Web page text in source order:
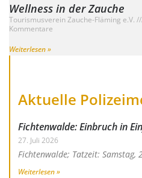
Wellness in der Zauche
Tourismusverein Zauche-Fläming e.V.
Kommentare
Weiterlesen »
Aktuelle
Fichtenwalde: Einbruch in
27. Juli 2026
Fichtenwalde; Tatzeit:
Weiterlesen »